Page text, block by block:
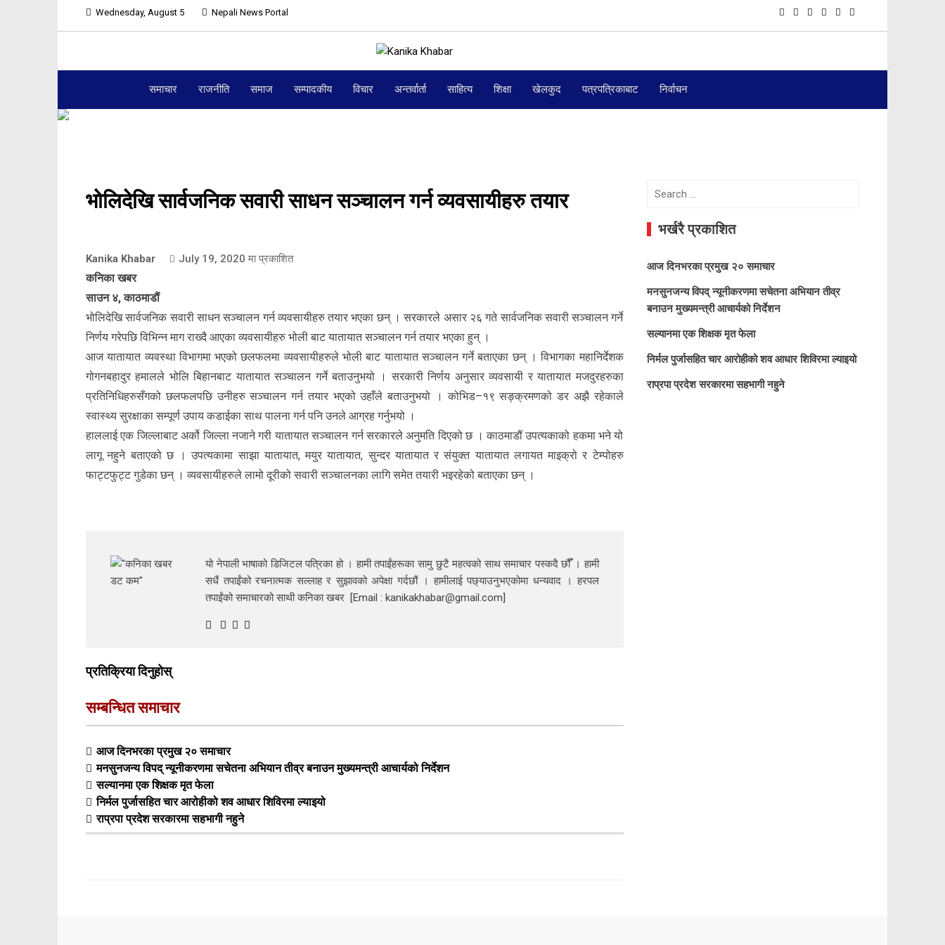
Wednesday, August 5 Nepali News Portal
समाचार राजनीति समाज सम्पादकीय विचार अन्तर्वार्ता साहित्य शिक्षा खेलकुद पत्रपत्रिकाबाट निर्वाचन
भोलिदेखि सार्वजनिक सवारी साधन सञ्चालन गर्न व्यवसायीहरु तयार
Kanika Khabar July 19, 2020 मा प्रकाशित
कनिका खबर
साउन ४, काठमाडौं
भोलिदेखि सार्वजनिक सवारी साधन सञ्चालन गर्न व्यवसायीहरु तयार भएका छन् । सरकारले असार २६ गते सार्वजनिक सवारी सञ्चालन गर्ने
निर्णय गरेपछि विभिन्न माग राख्दै आएका व्यवसायीहरु भोली बाट यातायात सञ्चालन गर्न तयार भएका हुन् ।
आज यातायात व्यवस्था विभागमा भएको छलफलमा व्यवसायीहरुले भोली बाट यातायात सञ्चालन गर्ने बताएका छन् । विभागका महानिर्देशक
गोगनबहादुर हमालले भोलि बिहानबाट यातायात सञ्चालन गर्ने बताउनुभयो । सरकारी निर्णय अनुसार व्यवसायी र यातायात मजदुरहरुका
प्रतिनिधिहरुसँगको छलफलपछि उनीहरु सञ्चालन गर्न तयार भएको उहाँले बताउनुभयो । कोभिड–१९ सङ्क्रमणको डर अझै रहेकाले
स्वास्थ्य सुरक्षाका सम्पूर्ण उपाय कडाईका साथ पालना गर्न पनि उनले आग्रह गर्नुभयो ।
हाललाई एक जिल्लाबाट अर्को जिल्ला नजाने गरी यातायात सञ्चालन गर्न सरकारले अनुमति दिएको छ । काठमाडौं उपत्यकाको हकमा भने यो
लागू नहुने बताएको छ । उपत्यकामा साझा यातायात, मयुर यातायात, सुन्दर यातायात र संयुक्त यातायात लगायत माइक्रो र टेम्पोहरु
फाट्टफुट्ट गुडेका छन् । व्यवसायीहरुले लामो दूरीको सवारी सञ्चालनका लागि समेत तयारी भइरहेको बताएका छन् ।
यो नेपाली भाषाको डिजिटल पत्रिका हो । हामी तपाईंहरूका सामु छुटै महत्वको साथ समाचार पस्कदै छौँँ । हामी
सधैं तपाईंको रचनात्मक सल्लाह र सुझावको अपेक्षा गर्दछौं । हामीलाई पछ्याउनुभएकोमा धन्यवाद । हरपल
तपाईंको समाचारको साथी कनिका खबर [Email : kanikakhabar@gmail.com]
प्रतिक्रिया दिनुहोस्
सम्बन्धित समाचार
आज दिनभरका प्रमुख २० समाचार
मनसुनजन्य विपद् न्यूनीकरणमा सचेतना अभियान तीव्र बनाउन मुख्यमन्त्री आचार्यको निर्देशन
सल्यानमा एक शिक्षक मृत फेला
निर्मल पुर्जासहित चार आरोहीको शव आधार शिविरमा ल्याइयो
राप्रपा प्रदेश सरकारमा सहभागी नहुने
Search
भर्खरै प्रकाशित
आज दिनभरका प्रमुख २० समाचार
मनसुनजन्य विपद् न्यूनीकरणमा सचेतना अभियान तीव्र
बनाउन मुख्यमन्त्री आचार्यको निर्देशन
सल्यानमा एक शिक्षक मृत फेला
निर्मल पुर्जासहित चार आरोहीको शव आधार शिविरमा ल्याइयो
राप्रपा प्रदेश सरकारमा सहभागी नहुने